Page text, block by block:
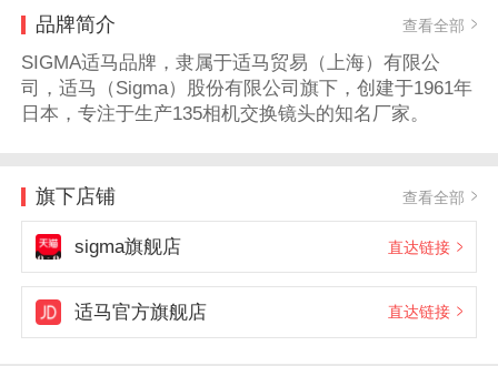
品牌简介 查看全部
SIGMA适马品牌，隶属于适马贸易（上海）有限公
司，适马（Sigma）股份有限公司旗下，创建于1961年
日本，专注于生产135相机交换镜头的知名厂家。
旗下店铺 查看全部
sigma旗舰店 直达链接
适马官方旗舰店 直达链接